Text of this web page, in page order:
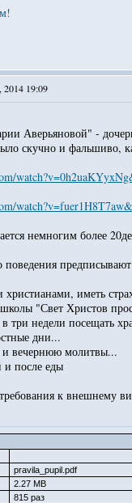
2014 19:09
Аверьяновой" -
скучно и фальшиво,
немногим более
поведения
христианами, иметь
"Свет Христов
в три недели посещать
дни...
вечернюю молитвы...
и после еды
к внешнему
pravila_pupil.pdf
2.27 MB
815 раз